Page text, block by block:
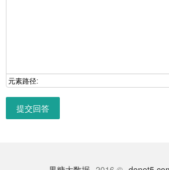
元素路径:
提交回答